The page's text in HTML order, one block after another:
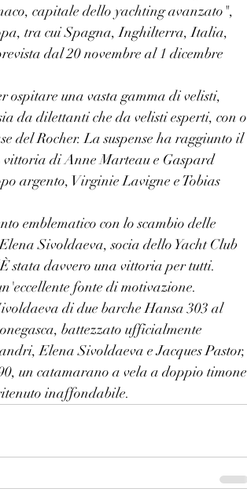
capitale dello yachting avanzato",
tra cui Spagna, Inghilterra, Italia,
dal 20 novembre al 1 dicembre
ospitare una vasta gamma di velisti,
da dilettanti che da velisti esperti, con o
del Rocher. La suspense ha raggiunto il
di Anne Marteau e Gaspard
argento, Virginie Lavigne e Tobias
emblematico con lo scambio delle
Sivoldaeva, socia dello Yacht Club
stata davvero una vittoria per tutti.
fonte di motivazione.
di due barche Hansa 303 al
battezzato ufficialmente
Elena Sivoldaeva e Jacques Pastor,
un catamarano a vela a doppio timone
inaffondabile.